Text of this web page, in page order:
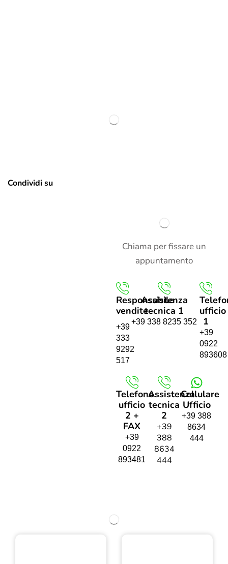
Condividi su
Chiama per fissare un
appuntamento
Responsabile
vendite
+39
333
9292
517
Assistenza
tecnica 1
+39 338 8235 352
ufficio
1
+39
0922
893608
Telefono
ufficio
2 +
FAX
+39
0922
893481
Assistenza
tecnica
2
+39
388
8634
444
Cellulare
Ufficio
+39 388
8634
444